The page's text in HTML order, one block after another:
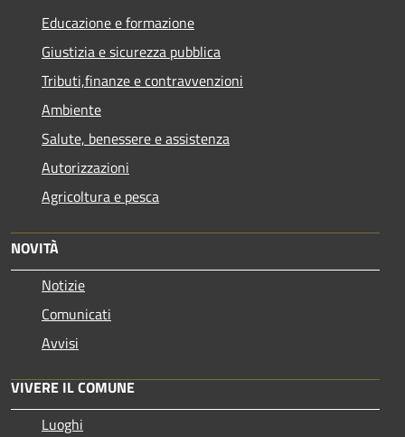
Educazione e formazione
Giustizia e sicurezza pubblica
Tributi,finanze e contravvenzioni
Ambiente
Salute, benessere e assistenza
Autorizzazioni
Agricoltura e pesca
NOVITÀ
Notizie
Comunicati
Avvisi
VIVERE IL COMUNE
Luoghi